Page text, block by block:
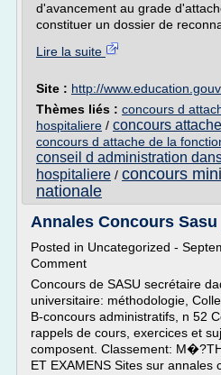
d'avancement au grade
constituer un dossier de
Lire la suite
Site : http://
Thèmes liés : concours d
hospitaliere / concours
concours d attache de la
conseil d administration
hospitaliere / concours
nationale
Annales Concours
Posted in Uncategorized -
Comment
Concours de SASU secrétaire
universitaire: méthodologie,
B-concours administratifs, n 52
rappels de cours, exercices et
composent. Classement:
ET EXAMENS Sites sur annales